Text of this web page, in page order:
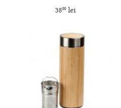
3800lei